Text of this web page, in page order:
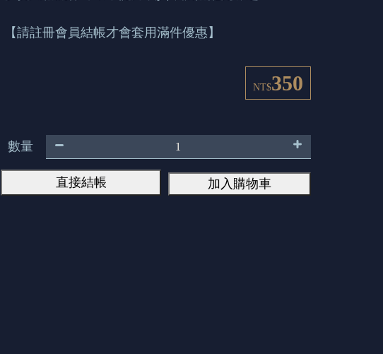
【請註冊會員結帳才會套用滿件優惠】
NT$350
數量
直接結帳 加入購物車